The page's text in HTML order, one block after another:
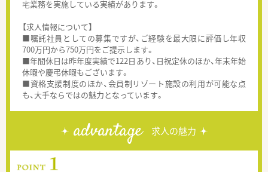
宅業務を実施している実績があります。
【求人情報について】
■嘱託社員としての募集ですが、ご経験を最大限に評価し年収
700万円から750万円をご提示します。
■年間休日は昨年度実績で122日あり、日祝定休のほか、年末年始
休暇や慶弔休暇もございます。
■資格支援制度のほか、会員制リゾート施設の利用が可能な点
も、大手ならではの魅力となっています。
advantage 求人の魅力